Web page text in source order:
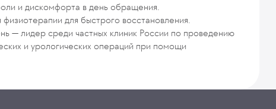
и дискомфорта в день обращения.
для быстрого восстановления.
— лидер среди частных клиник России по проведению
и урологических операций при помощи